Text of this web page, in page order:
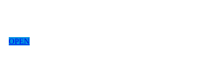
OPEN